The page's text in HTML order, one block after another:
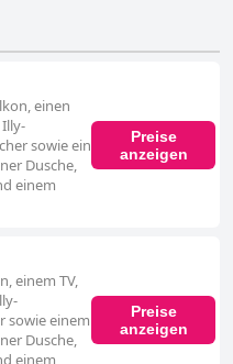
einen
Illy-
sowie ein
Dusche,
einem
Preise
anzeigen
einem TV,
sowie einem
Dusche,
einem
Preise
anzeigen